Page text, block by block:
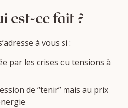
est-ce fait ?
à vous si :
par les crises ou tensions à
de “tenir” mais au prix